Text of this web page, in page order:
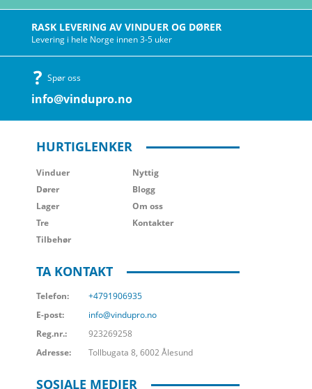
RASK LEVERING AV VINDUER OG DØRER
Levering i hele Norge innen 3-5 uker
Spør oss
info@vindupro.no
HURTIGLENKER
Vinduer
Dører
Lager
Tre
Tilbehør
Nyttig
Blogg
Om oss
Kontakter
TA KONTAKT
Telefon:
+4791906935
E-post:
info@vindupro.no
Reg.nr.:
923269258
Adresse:
Tollbugata 8, 6002 Ålesund
SOSIALE MEDIER